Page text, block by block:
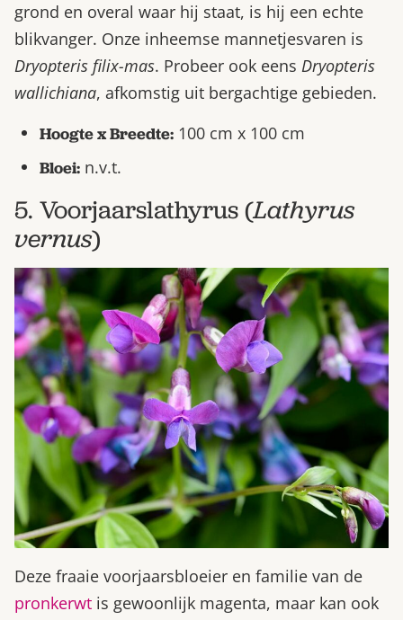
grond en overal waar hij staat, is hij een echte
blikvanger. Onze inheemse mannetjesvaren is
Dryopteris filix-mas. Probeer ook eens Dryopteris
wallichiana, afkomstig uit bergachtige gebieden.
Hoogte x Breedte: 100 cm x 100 cm
Bloei: n.v.t.
5. Voorjaarslathyrus (Lathyrus
vernus)
Deze fraaie voorjaarsbloeier en familie van de
pronkerwt is gewoonlijk magenta, maar kan ook